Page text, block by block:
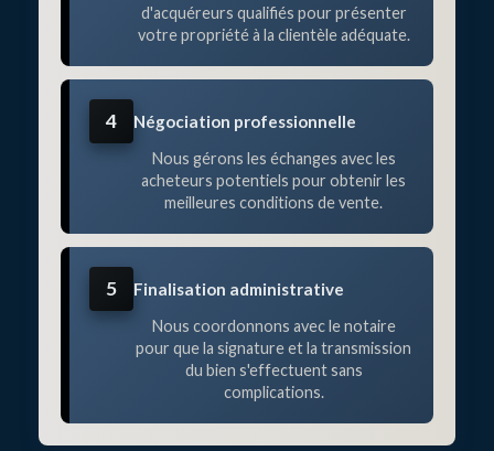
d'acquéreurs qualifiés pour présenter
votre propriété à la clientèle adéquate.
4 Négociation professionnelle
Nous gérons les échanges avec les
acheteurs potentiels pour obtenir les
meilleures conditions de vente.
5 Finalisation administrative
Nous coordonnons avec le notaire
pour que la signature et la transmission
du bien s'effectuent sans
complications.